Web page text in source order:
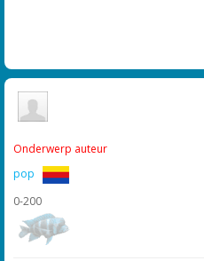
Onderwerp auteur
pop
0-200